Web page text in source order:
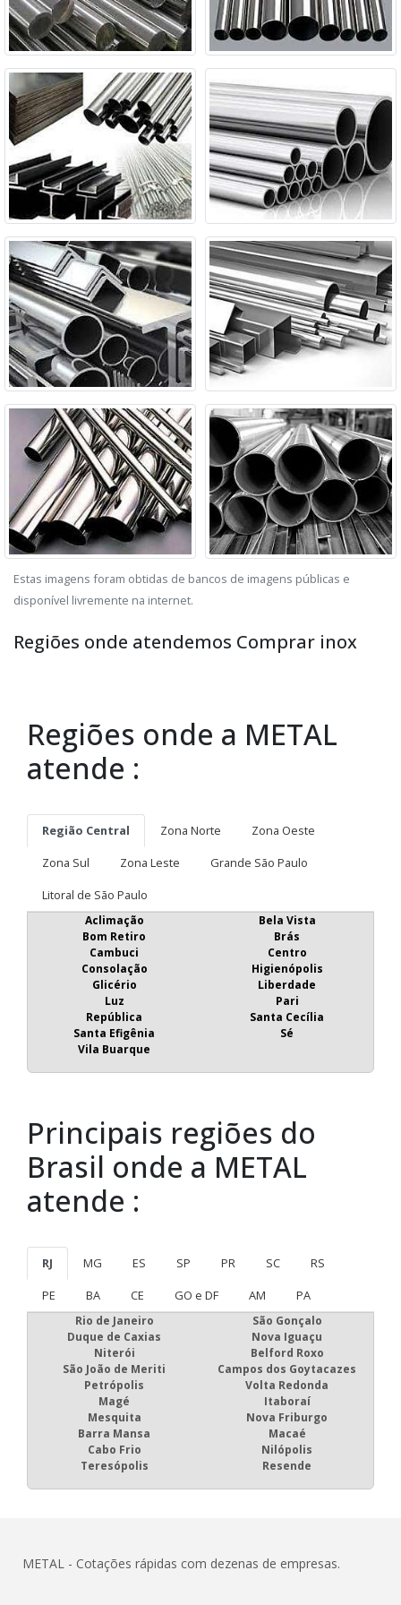
Estas imagens foram obtidas de bancos de imagens públicas e
disponível livremente na internet.
Regiões onde atendemos Comprar inox
Regiões onde a METAL
atende :
Região Central Zona Norte
Zona Oeste
Zona Sul
Zona Leste
Grande São Paulo
Litoral de São Paulo
Aclimação
Bela Vista
Bom Retiro
Brás
Cambuci
Centro
Consolação
Higienópolis
Glicério
Liberdade
Luz
Pari
República
Santa Cecília
Santa Efigênia
Sé
Vila Buarque
Principais regiões do
Brasil onde a METAL
atende :
RJ MG ES SP PR SC
RS
PE
BA CE GO e DF AM PA
Rio de Janeiro
São Gonçalo
Duque de Caxias
Nova Iguaçu
Niterói
Belford Roxo
São João de Meriti
Campos dos Goytacazes
Petrópolis
Volta Redonda
Magé
Itaboraí
Mesquita
Nova Friburgo
Barra Mansa
Macaé
Cabo Frio
Nilópolis
Teresópolis
Resende
METAL - Cotações rápidas com dezenas de empresas.